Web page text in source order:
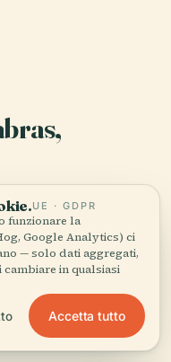
locale —
UE · GDPR
funzionare la
Google Analytics) ci
— solo dati aggregati,
in qualsiasi
Accetta tutto